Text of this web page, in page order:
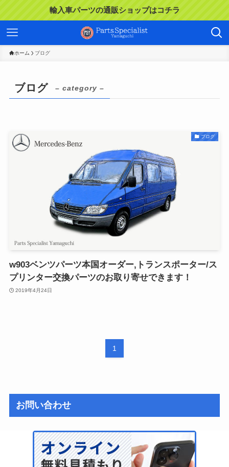
輸入車パーツの通販ショップはコチラ
ホーム ブログ
ブログ – category –
ブログ
w903ベンツパーツ本国オーダー,トランスポーター/ス
プリンター交換パーツのお取り寄せできます！
2019年4月24日
1
お問い合わせ